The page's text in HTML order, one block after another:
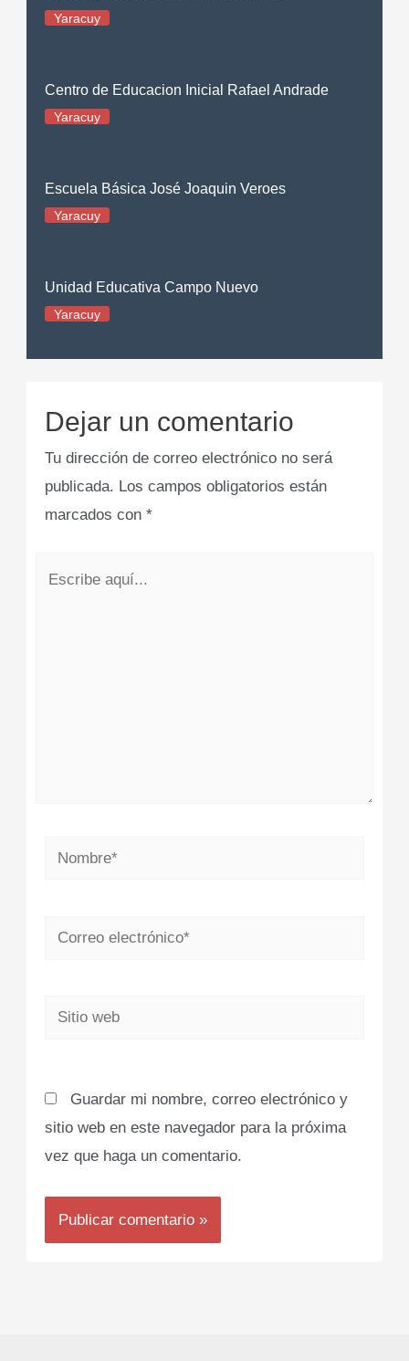
Yaracuy
Centro de Educacion Inicial Rafael Andrade
Yaracuy
Escuela Básica José Joaquin Veroes
Yaracuy
Unidad Educativa Campo Nuevo
Yaracuy
Dejar un comentario
Tu dirección de correo electrónico no será
publicada. Los campos obligatorios están
marcados con*
Nombre*
Correo
Sitio
Guardar mi nombre, correo electrónico y
sitio web en este navegador para la próxima
vez que haga un comentario.